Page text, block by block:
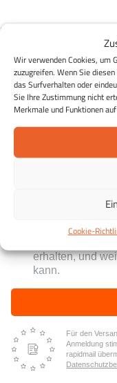
Wir verwenden Cookies, um
zuzugreifen. Wenn Sie
das Surfverhalten oder
Sie Ihre Zustimmung nicht
Merkmale und Funktionen
Cookie-
Der Essen & Wissen
Essen &
Möglichkeiten einer
in regelmäßigen
Ernährung, Rezepte
Projekten der
Kostenlos und
Ich stimme zu,
erhalten, und
kann.
Für den
Anmeldung
rapidmail